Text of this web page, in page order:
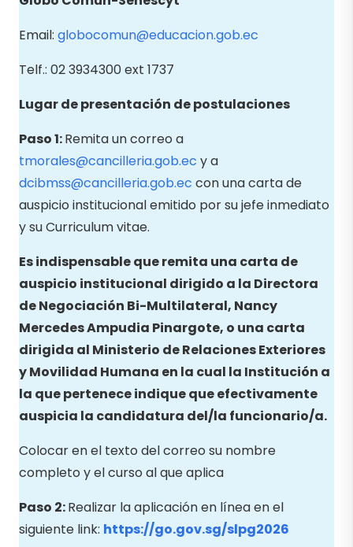
Email: globocomun@educacion.gob.ec
Telf.: 02 3934300 ext 1737
Lugar de presentación de postulaciones
Paso 1:Remita un correo a
tmorales@cancilleria.gob.ec y a
dcibmss@cancilleria.gob.ec con una carta de
auspicio institucional emitido por su jefe inmediato
y su Curriculum vitae.
Es indispensable que remita una carta de
auspicio institucional dirigido a la Directora
de Negociación Bi-Multilateral, Nancy
Mercedes Ampudia Pinargote, o una carta
dirigida al Ministerio de Relaciones Exteriores
y Movilidad Humana en la cual la Institución a
la que pertenece indique que efectivamente
auspicia la candidatura del/la funcionario/a.
Colocar en el texto del correo su nombre
completo y el curso al que aplica
Paso 2:Realizar la aplicación en línea en el
siguiente link: https://go.gov.sg/slpg2026